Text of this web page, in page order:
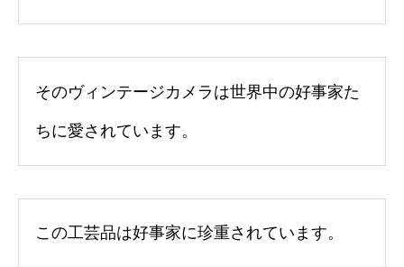
そのヴィンテージカメラは世界中の好事家た
ちに愛されています。
この工芸品は好事家に珍重されています。